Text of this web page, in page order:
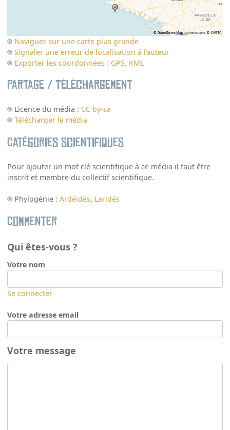
Naviguer sur une carte plus grande
Signaler une erreur de localisation à l’auteur
Exporter les coordonnées : GPS, KML
Partage / Téléchargement
Licence du média : CC by-sa
Télécharger le média
Catégories scientifiques
Pour ajouter un mot clé scientifique à ce média il faut être
inscrit et membre du collectif scientifique.
Phylogénie :Ardéidés, Laridés
Commenter
Qui êtes-vous ?
Votre nom
Se connecter
Votre adresse email
Votre message